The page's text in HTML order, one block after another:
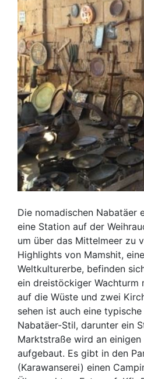
Die nomadischen Nabatäer
eine Station auf der
um über das Mittelmeer zu
Highlights von Mamshit,
Weltkulturerbe, befinden
ein dreistöckiger Wachturm
auf die Wüste und zwei
sehen ist auch eine typische
Nabatäer-Stil, darunter ein
Marktstraße wird an einigen
aufgebaut. Es gibt in den
(Karawanserei) einen